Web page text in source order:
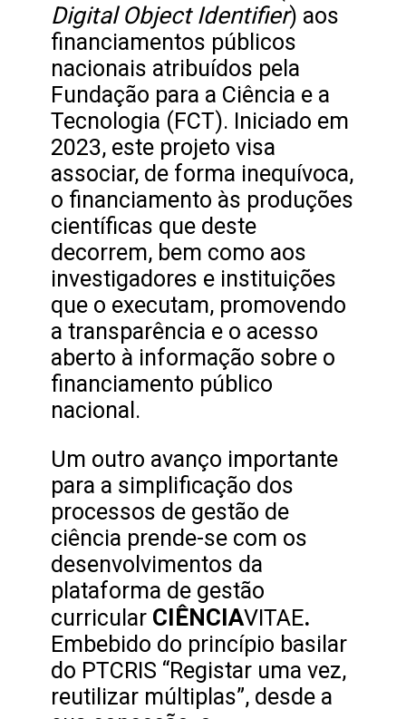
Digital Object Identifier) aos
financiamentos públicos
nacionais atribuídos pela
Fundação para a Ciência e a
Tecnologia (FCT). Iniciado em
2023, este projeto visa
associar, de forma inequívoca,
o financiamento às produções
científicas que deste
decorrem, bem como aos
investigadores e instituições
que o executam, promovendo
a transparência e o acesso
aberto à informação sobre o
financiamento público
nacional.
Um outro avanço importante
para a simplificação dos
processos de gestão de
ciência prende-se com os
desenvolvimentos da
plataforma de gestão
curricular CIÊNCIAVITAE.
Embebido do princípio basilar
do PTCRIS “Registar uma vez,
reutilizar múltiplas”, desde a